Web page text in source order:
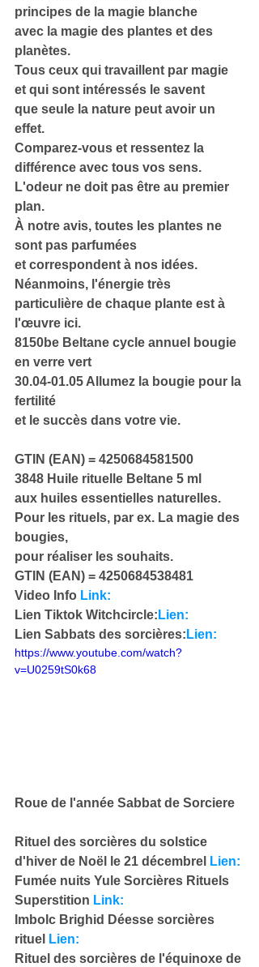
principes de la magie blanche
avec la magie des plantes et des
planètes.
Tous ceux qui travaillent par magie
et qui sont intéressés le savent
que seule la nature peut avoir un
effet.
Comparez-vous et ressentez la
différence avec tous vos sens.
L'odeur ne doit pas être au premier
plan.
À notre avis, toutes les plantes ne
sont pas parfumées
et correspondent à nos idées.
Néanmoins, l'énergie très
particulière de chaque plante est à
l'œuvre ici.
8150be Beltane cycle annuel bougie
en verre vert
30.04-01.05 Allumez la bougie pour la
fertilité
et le succès dans votre vie.
GTIN (EAN) = 4250684581500
3848 Huile rituelle Beltane 5 ml
aux huiles essentielles naturelles.
Pour les rituels, par ex. La magie des
bougies,
pour réaliser les souhaits.
GTIN (EAN) = 4250684538481
Video Info Link:
Lien Tiktok Witchcircle: Lien:
Lien Sabbats des sorcières: Lien:
https://www.youtube.com/watch?
v=U0259tS0k68
Roue de l'année Sabbat de Sorciere
Rituel des sorcières du solstice
d'hiver de Noël le 21 décembrel
Lien:
Fumée nuits Yule Sorcières Rituels
Superstition Link:
Imbolc Brighid Déesse sorcières
rituel
Lien:
Rituel des sorcières de l'équinoxe de